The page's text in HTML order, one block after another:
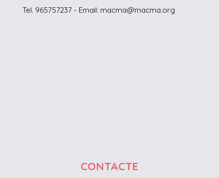
Tel. 965757237 - Email: macma@macma.org
CONTACTE